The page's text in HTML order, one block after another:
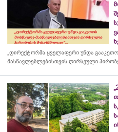
„დირექტორმა ყველაფერი უნდა
მასწავლებლებისთვის ღირსეული